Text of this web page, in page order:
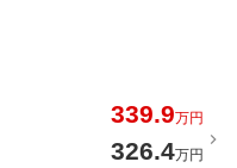
339.9万円
326.4万円